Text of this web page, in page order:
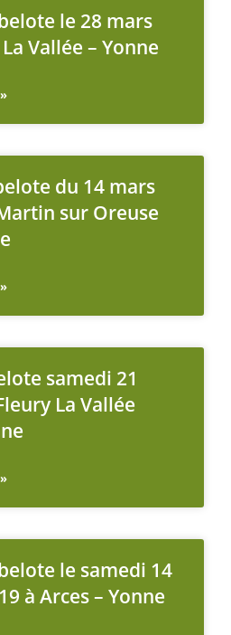
le 28 mars
Vallée – Yonne
du 14 mars
sur Oreuse
samedi 21
La Vallée
le samedi 14
à Arces – Yonne